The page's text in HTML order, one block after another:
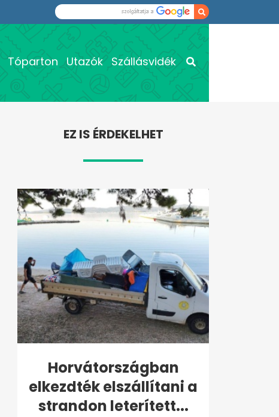
Tóparton Utazók Szállásvidék
EZ IS ÉRDEKELHET
Horvátországban
elkezdték elszállítani a
strandon leterített...